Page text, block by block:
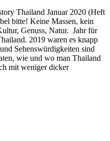
Thailand Januar 2020 (Heft
bitte! Keine Massen, kein
Genuss, Natur. Jahr für
2019 waren es knapp
Sehenswürdigkeiten sind
wie und wo man Thailand
mit weniger dicker